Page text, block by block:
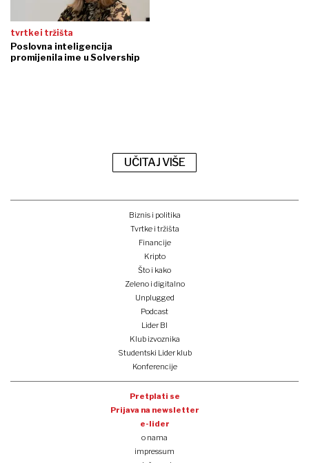
tvrtke i tržišta
Poslovna inteligencija
promijenila ime u Solvership
UČITAJ VIŠE
Biznis i politika
Tvrtke i tržišta
Financije
Kripto
Što i kako
Zeleno i digitalno
Unplugged
Podcast
Lider BI
Klub izvoznika
Studentski Lider klub
Konferencije
Pretplati se
Prijava na newsletter
e-lider
o nama
impressum